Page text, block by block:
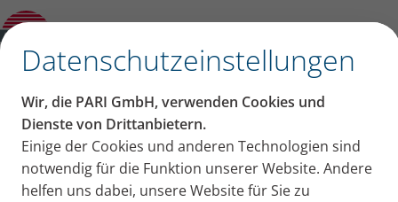
Datenschutzeinstellungen
Wir, die PARI GmbH, verwenden Cookies und
Dienste von Drittanbietern.
Einige der Cookies und anderen Technologien sind
notwendig für die Funktion unserer Website. Andere
helfen uns dabei, unsere Website für Sie zu
PARI Protect Nasenspray